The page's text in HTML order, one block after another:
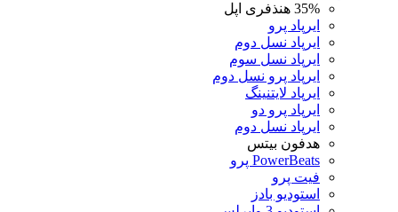
35% هنذفری اپل
ایرپاد پرو
ایرپاد نسل دوم
ایرپاد نسل سوم
ایرپاد پرو نسل دوم
ایرپاد لایتنینگ
ایرپاد پرو دو
ایرپاد نسل دوم
هدفون بیتس
PowerBeats پرو
فیت پرو
استودیو بادز